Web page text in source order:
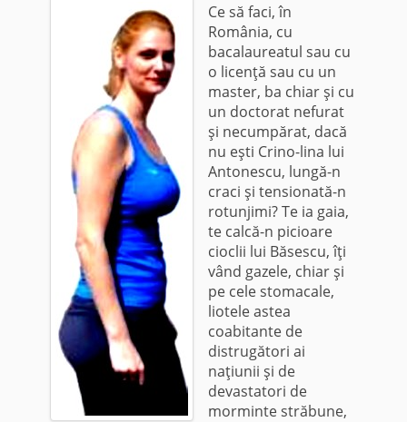
Ce să faci, în
România, cu
bacalaureatul sau cu
o licenţă sau cu un
master, ba chiar şi cu
un doctorat nefurat
şi necumpărat, dacă
nu eşti Crino-lina lui
Antonescu, lungă-n
craci şi tensionată-n
rotunjimi? Te ia gaia,
te calcă-n picioare
cioclii lui Băsescu, îţi
vând gazele, chiar şi
pe cele stomacale,
liotele astea
coabitante de
distrugători ai
naţiunii şi de
devastatori de
morminte străbune,